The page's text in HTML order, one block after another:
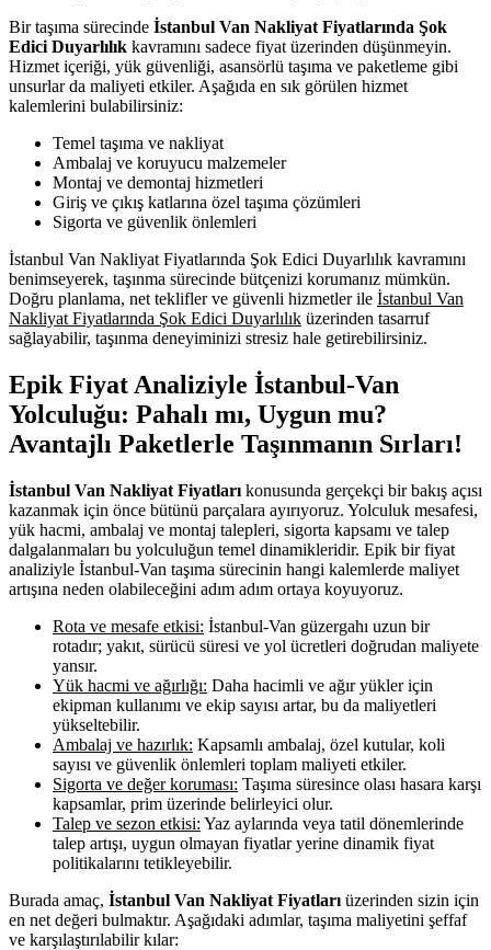
Bir taşıma sürecinde İstanbul Van Nakliyat Fiyatlarında Şok
Edici Duyarlılık kavramını sadece fiyat üzerinden düşünmeyin.
Hizmet içeriği, yük güvenliği, asansörlü taşıma ve paketleme gibi
unsurlar da maliyeti etkiler. Aşağıda en sık görülen hizmet
kalemlerini bulabilirsiniz:
Temel taşıma ve nakliyat
Ambalaj ve koruyucu malzemeler
Montaj ve demontaj hizmetleri
Giriş ve çıkış katlarına özel taşıma çözümleri
Sigorta ve güvenlik önlemleri
İstanbul Van Nakliyat Fiyatlarında Şok Edici Duyarlılık kavramını
benimseyerek, taşınma sürecinde bütçenizi korumanız mümkün.
Doğru planlama, net teklifler ve güvenli hizmetler ile İstanbul Van
Nakliyat Fiyatlarında Şok Edici Duyarlılık üzerinden tasarruf
sağlayabilir, taşınma deneyiminizi stresiz hale getirebilirsiniz.
Epik Fiyat Analiziyle İstanbul-Van
Yolculuğu: Pahalı mı, Uygun mu?
Avantajlı Paketlerle Taşınmanın Sırları!
İstanbul Van Nakliyat Fiyatları konusunda gerçekçi bir bakış açısı
kazanmak için önce bütünü parçalara ayırıyoruz. Yolculuk mesafesi,
yük hacmi, ambalaj ve montaj talepleri, sigorta kapsamı ve talep
dalgalanmaları bu yolculuğun temel dinamikleridir. Epik bir fiyat
analiziyle İstanbul-Van taşıma sürecinin hangi kalemlerde maliyet
artışına neden olabileceğini adım adım ortaya koyuyoruz.
Rota ve mesafe etkisi: İstanbul-Van güzergahı uzun bir
rotadır; yakıt, sürücü süresi ve yol ücretleri doğrudan maliyete
yansır.
Yük hacmi ve ağırlığı: Daha hacimli ve ağır yükler için
ekipman kullanımı ve ekip sayısı artar, bu da maliyetleri
yükseltebilir.
Ambalaj ve hazırlık: Kapsamlı ambalaj, özel kutular, koli
sayısı ve güvenlik önlemleri toplam maliyeti etkiler.
Sigorta ve değer koruması: Taşıma süresince olası hasara karşı
kapsamlar, prim üzerinde belirleyici olur.
Talep ve sezon etkisi: Yaz aylarında veya tatil dönemlerinde
talep artışı, uygun olmayan fiyatlar yerine dinamik fiyat
politikalarını tetikleyebilir.
Burada amaç, İstanbul Van Nakliyat Fiyatları üzerinden sizin için
en net değeri bulmaktır. Aşağıdaki adımlar, taşıma maliyetini şeffaf
ve karşılaştırılabilir kılar: